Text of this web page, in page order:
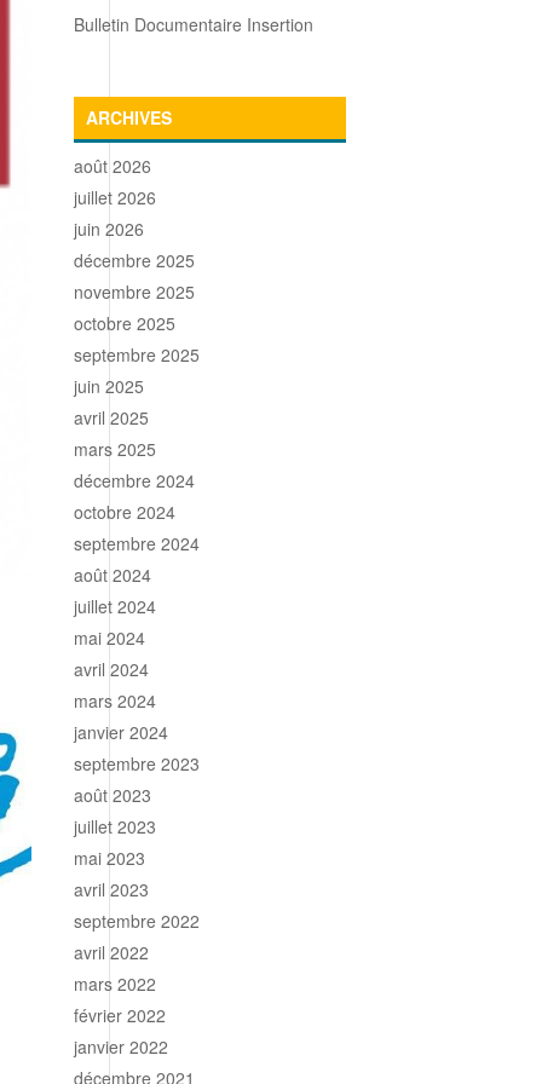
Bulletin Documentaire Insertion
ARCHIVES
août 2026
juillet 2026
juin 2026
décembre 2025
novembre 2025
octobre 2025
septembre 2025
juin 2025
avril 2025
mars 2025
décembre 2024
octobre 2024
septembre 2024
août 2024
juillet 2024
mai 2024
avril 2024
mars 2024
janvier 2024
septembre 2023
août 2023
juillet 2023
mai 2023
avril 2023
septembre 2022
avril 2022
mars 2022
février 2022
janvier 2022
décembre 2021